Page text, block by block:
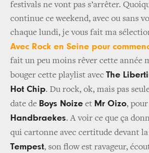
festivals ne vont pas s’arrêter.
continue ce weekend, avec ou sans
chaque lundi, je vous fait ma
Avec Rock en Seine pour
fait un peu moins rêver cette année
bouger cette playlist avec The
Hot Chip. Du rock, ok, mais pas
date de Boys Noize et Mr Oizo,
Handbraekes. A voir ce que ça
qui cartonne avec certitude devant la
Tempest, son flow est ravageur,